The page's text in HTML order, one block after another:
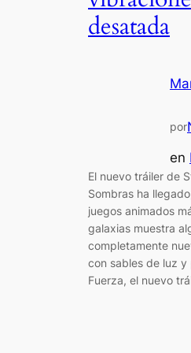
desatada
por
en
El nuevo tráiler de
Sombras ha
juegos animados
galaxias muestra
completamente
con sables de luz
Fuerza, el nuevo